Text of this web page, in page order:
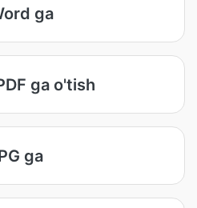
ga
ga o'tish
ga